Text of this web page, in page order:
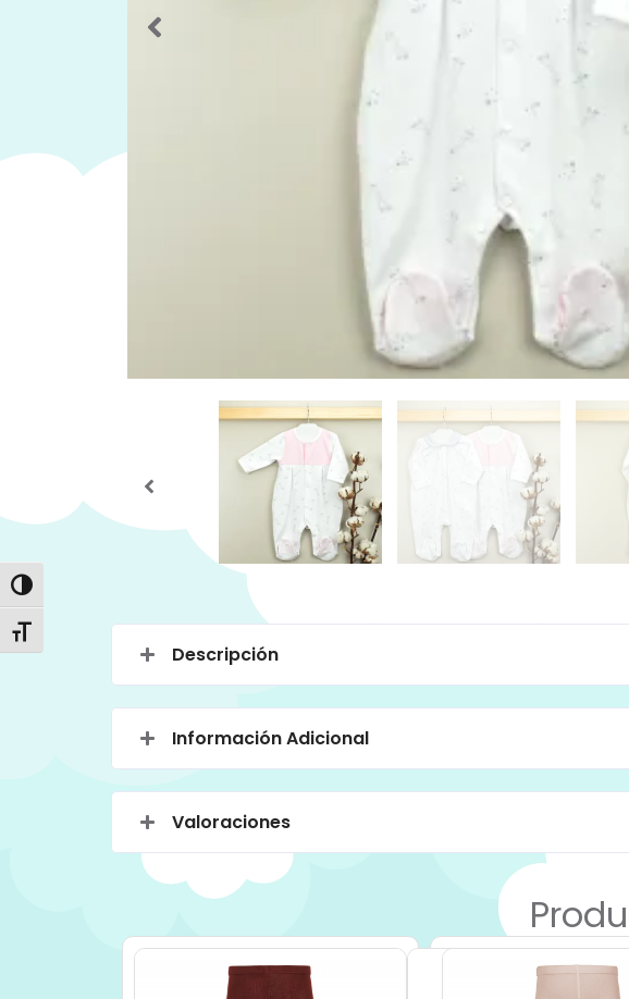
Alternar alto contraste
Alternar tamaño de letra
Descripción
Información Adicional
Valoraciones